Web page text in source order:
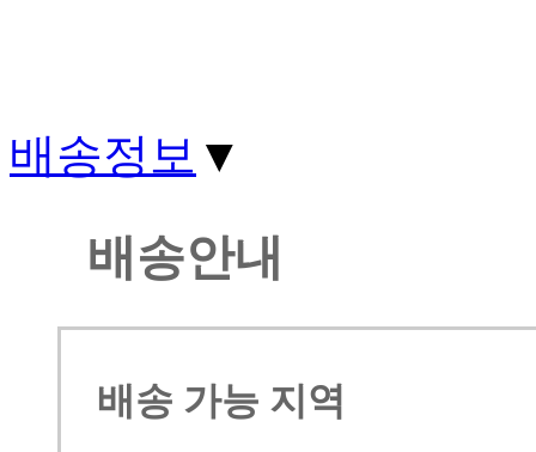
배송정보 ▼
배송안내
배송 가능 지역